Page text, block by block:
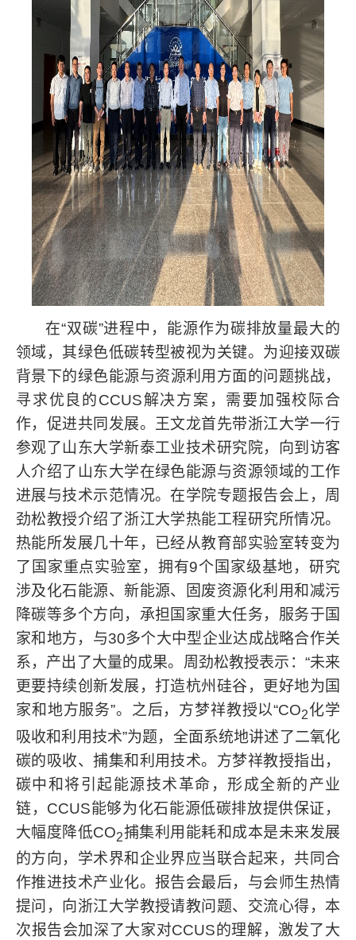
在“双碳”进程中，能源作为碳排放量最大的
领域，其绿色低碳转型被视为关键。 为迎接双碳
背景下的绿色能源与资源利用方面的问题挑战，
寻求优良的CCUS解决方案，需要加强校际合
作，促进共同发展。王文龙首先带浙江大学一行
参观了山东大学新泰工业技术研究院，向到访客
人介绍了山东大学在绿色能源与资源领域的工作
进展与技术示范情况。在学院专题报告会上，周
劲松教授介绍了浙江大学热能工程研究所情况。
热能所发展几十年，已经从教育部实验室转变为
了国家重点实验室，拥有9个国家级基地，研究
涉及化石能源、新能源、固废资源化利用和减污
降碳等多个方向，承担国家重大任务，服务于国
家和地方，与30多个大中型企业达成战略合作关
系，产出了大量的成果。周劲松教授表示：“未来
更要持续创新发展，打造杭州硅谷，更好地为国
家和地方服务”。之后，方梦祥教授以“CO2化学
吸收和利用技术”为题，全面系统地讲述了二氧化
碳的吸收、捕集和利用技术。方梦祥教授指出，
碳中和将引起能源技术革命，形成全新的产业
链， CCUS能够为化石能源低碳排放提供保证，
大幅度降低CO2捕集利用能耗和成本是未来发展
的方向，学术界和企业界应当联合起来，共同合
作推进技术产业化。报告会最后，与会师生热情
提问，向浙江大学教授请教问题、交流心得，本
次报告会加深了大家对CCUS的理解，激发了大